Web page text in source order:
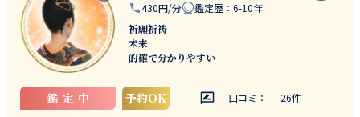
430円/分 鑑定歴 ：6-10年
祈願祈祷
未来
的確で分かりやすい
鑑定中 予約OK 口コミ： 26件